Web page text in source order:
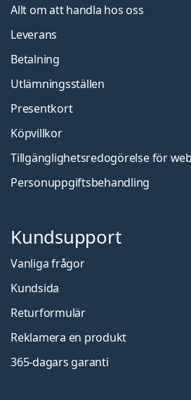
Allt om att handla hos oss
Leverans
Betalning
Utlämningsställen
Presentkort
Köpvillkor
Tillgänglighetsredogörelse för
Personuppgiftsbehandling
Kundsupport
Vanliga frågor
Kundsida
Returformulär
Reklamera en produkt
365-dagars garanti